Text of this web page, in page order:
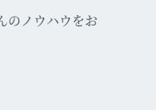
のノウハウをお